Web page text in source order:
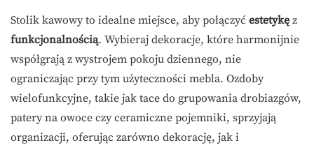
Stolik kawowy to idealne miejsce, aby połączyć estetykę z
funkcjonalnością. Wybieraj dekoracje, które harmonijnie
współgrają z wystrojem pokoju dziennego, nie
ograniczając przy tym użyteczności mebla. Ozdoby
wielofunkcyjne, takie jak tace do grupowania drobiazgów,
patery na owoce czy ceramiczne pojemniki, sprzyjają
organizacji, oferując zarówno dekorację, jak i